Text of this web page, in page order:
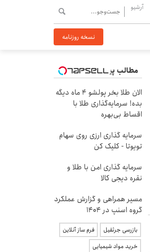
آرشیو
نسخه روزنامه
مطالب پیشنهادی
الان طلا بخر پولشو 4 ماه دیگه
بده! سرمایه‌گذاری طلا با
اقساط بی‌بهره
سرمایه گذاری ارزی روی سهام
تویوتا - کلیک کن
سرمایه گذاری امن با طلا و
نقره دیجی کالا
مسیر همراهی و گزارش عملکرد
گروه اسنپ در ۱۴۰۴
بازرسی جرثقیل
فرم ساز آنلاین
خرید مواد شیمیایی